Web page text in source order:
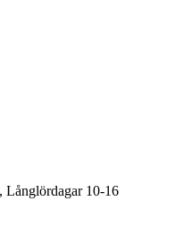
Långlördagar 10-16